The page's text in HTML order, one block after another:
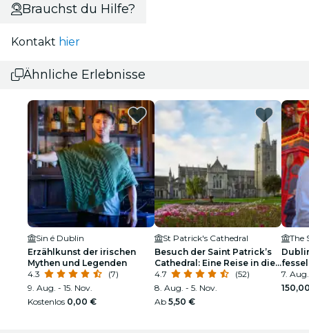
Brauchst du Hilfe?
Kontakt hier
Ähnliche Erlebnisse
Sin é Dublin
Erzählkunst der irischen
Mythen und Legenden
4.3
(7)
9. Aug. - 15. Nov.
Kostenlos 0,00 €
St Patrick's Cathedral
Besuch der Saint Patrick’s
Cathedral: Eine Reise in die
Vergangenheit
4.7
(52)
8. Aug. - 5. Nov.
Ab 5,50 €
The
7.